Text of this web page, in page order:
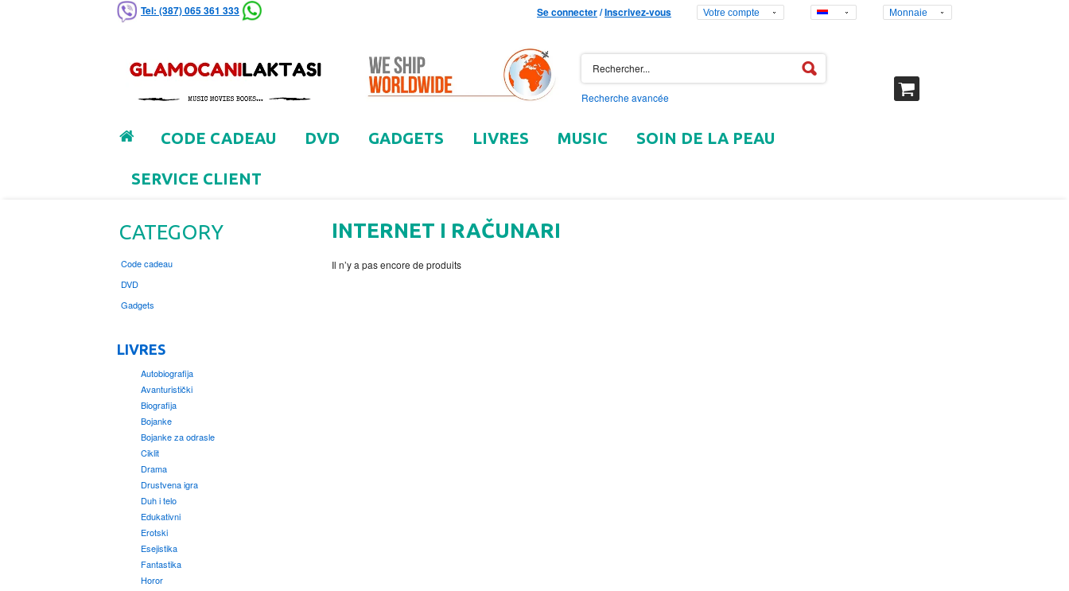
Tel: (387) 065 361 333 Se connecter/Inscrivez-vous Votre compte Monnaie
Recherche avancée
CODE CADEAU DVD GADGETS LIVRES MUSIC SOIN DE LA PEAU
SERVICE CLIENT
INTERNET I RAČUNARI
Il n’y a pas encore de produits
CATEGORY
Code cadeau
DVD
Gadgets
LIVRES
Autobiografija
Avanturistički
Biografija
Bojanke
Bojanke za odrasle
Ciklit
Drama
Drustvena igra
Duh i telo
Edukativni
Erotski
Esejistika
Fantastika
Horor